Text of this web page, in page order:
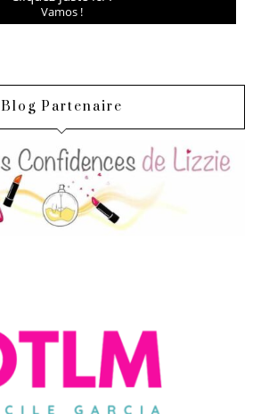
Blog Partenaire